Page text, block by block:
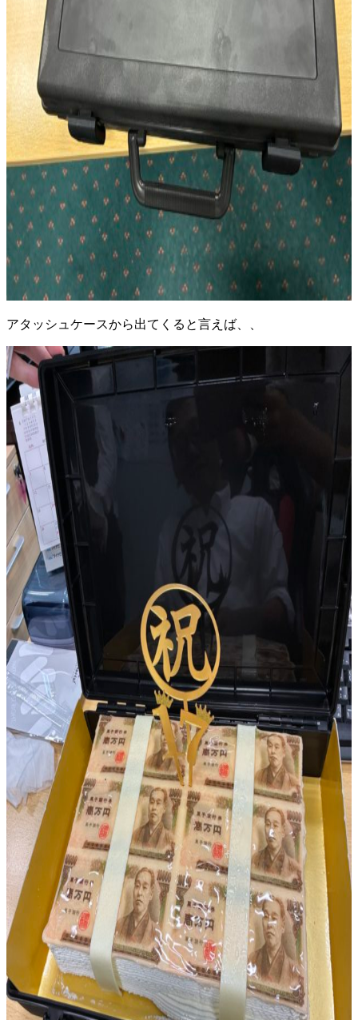
アタッシュケースから出てくると言えば、、